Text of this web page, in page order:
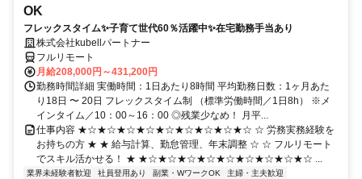
OK
フレックスタイム✨子育て世代60％活躍中✨在宅勤務手当あり
株式会社kubellパートナー
フルリモート
月給208,000円～431,200円
勤務時間詳細 実働時間：1日あたり8時間 平均勤務日数：1ヶ月あた
り18日 〜 20日 フレックスタイム制 （標準労働時間／1日8h） ※メ
インタイム／10：00～16：00 ◎残業少なめ！ 月平...
仕事内容 ★☆★☆★☆★☆★☆★☆★☆★☆★☆ ☆ 労務実務経験を
お持ちの方 ★ ★ 給与計算、勤怠管理、年末調整 ☆ ☆ フルリモート
でスキル活かせる！ ★ ★☆★☆★☆★☆★☆★☆★☆★☆★☆ ...
業界未経験者歓迎 社員登用あり 副業・WワークOK
主婦・主夫歓迎